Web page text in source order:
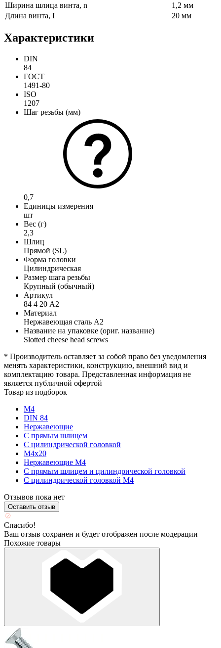
Ширина шлица винта, n
1,2 мм
Длина винта, I
20 мм
Характеристики
DIN
84
ГОСТ
1491-80
ISO
1207
Шаг резьбы (мм)
0,7
Единицы измерения
шт
Вес (г)
2,3
Шлиц
Прямой (SL)
Форма головки
Цилиндрическая
Размер шага резьбы
Крупный (обычный)
Артикул
84 4 20 А2
Материал
Нержавеющая сталь А2
Название на упаковке (ориг. название)
Slotted cheese head screws
* Производитель оставляет за собой право без уведомления
менять характеристики, конструкцию, внешний вид и
комплектацию товара. Представленная информация не
является публичной офертой
Товар из подборок
М4
DIN 84
Нержавеющие
С прямым шлицем
С цилиндрической головкой
М4х20
Нержавеющие М4
С прямым шлицем и цилиндрической головкой
С цилиндрической головкой М4
Отзывов пока нет
Оставить отзыв
Спасибо!
Ваш отзыв сохранен и будет отображен после модерации
Похожие товары